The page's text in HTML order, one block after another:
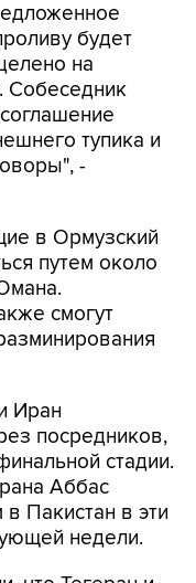
будет
на
Собеседник
тупика и
-
в Ормузский
путем около
смогут
Иран
посредников,
стадии.
Аббас
Пакистан в эти
недели.